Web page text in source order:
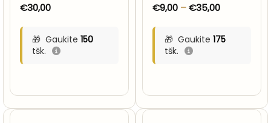
€30,00
Gaukite 150
tšk.
€9,00 – €35,00Price
through
€35,00
Gaukite 175
tšk.